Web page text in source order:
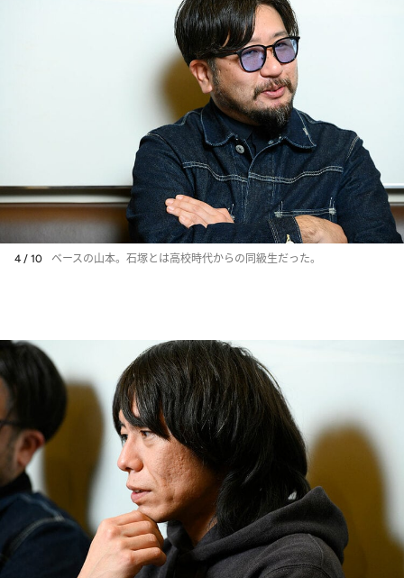
4 / 10 ベースの山本。石塚とは高校時代からの同級生だった。